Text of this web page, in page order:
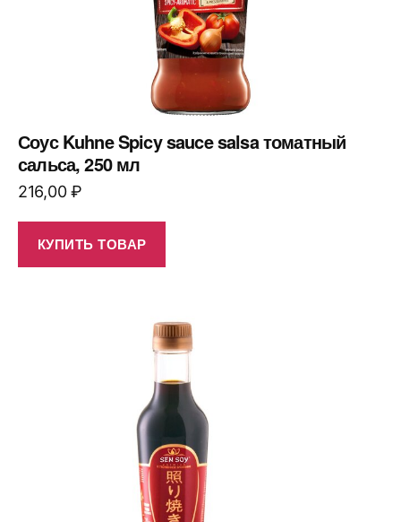
Соус Kuhne Spicy sauce salsa томатный
сальса, 250 мл
216,00₽
КУПИТЬ ТОВАР